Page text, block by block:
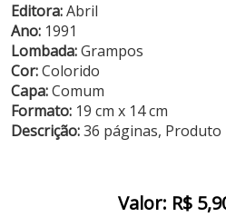
Editora:Abril
Ano: 1991
Lombada:Grampos
Cor:Colorido
Capa:Comum
Formato: 19 cm x 14 cm
Descrição:36 páginas, Produto
Valor: R$